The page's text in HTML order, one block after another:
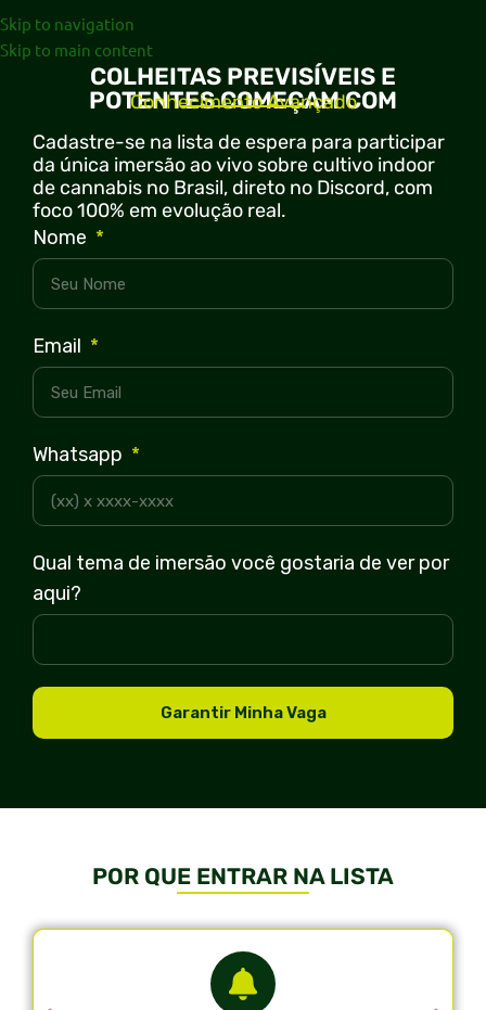
Skip to navigation
Skip to main content
COLHEITAS PREVISÍVEIS E
POTENTES COMEÇAM COM
Conhecimento Avançado
Cadastre-se na lista de espera para participar
da única imersão ao vivo sobre cultivo indoor
de cannabis no Brasil, direto no Discord, com
foco 100% em evolução real.
Nome
Email
Whatsapp
Qual tema de imersão você gostaria de ver por
aqui?
Garantir Minha Vaga
POR QUE ENTRAR NA LISTA